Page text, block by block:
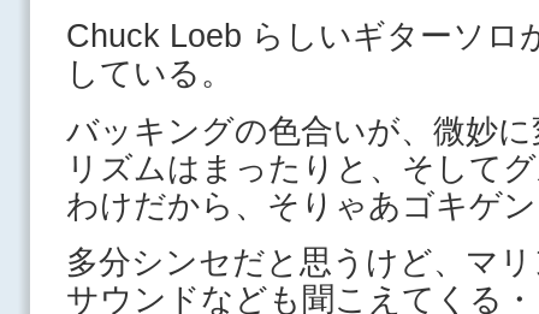
Chuck Loeb らしいギターソロ
している。
バッキングの色合いが、微妙
リズムはまったりと、そして
わけだから、そりゃあゴキゲ
多分シンセだと思うけど、マ
サウンドなども聞こえてくる